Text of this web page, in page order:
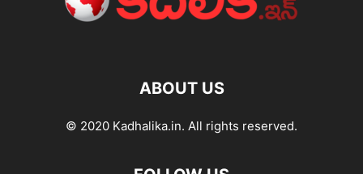
ABOUT US
© 2020 Kadhalika.in. All rights reserved.